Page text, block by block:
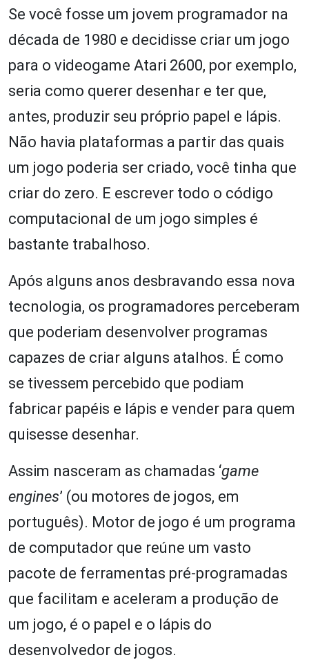
Se você fosse um jovem programador na
década de 1980 e decidisse criar um jogo
para o videogame Atari 2600, por exemplo,
seria como querer desenhar e ter que,
antes, produzir seu próprio papel e lápis.
Não havia plataformas a partir das quais
um jogo poderia ser criado, você tinha que
criar do zero. E escrever todo o código
computacional de um jogo simples é
bastante trabalhoso.
Após alguns anos desbravando essa nova
tecnologia, os programadores perceberam
que poderiam desenvolver programas
capazes de criar alguns atalhos. É como
se tivessem percebido que podiam
fabricar papéis e lápis e vender para quem
quisesse desenhar.
Assim nasceram as chamadas ‘game
engines’ (ou motores de jogos, em
português). Motor de jogo é um programa
de computador que reúne um vasto
pacote de ferramentas pré-programadas
que facilitam e aceleram a produção de
um jogo, é o papel e o lápis do
desenvolvedor de jogos.